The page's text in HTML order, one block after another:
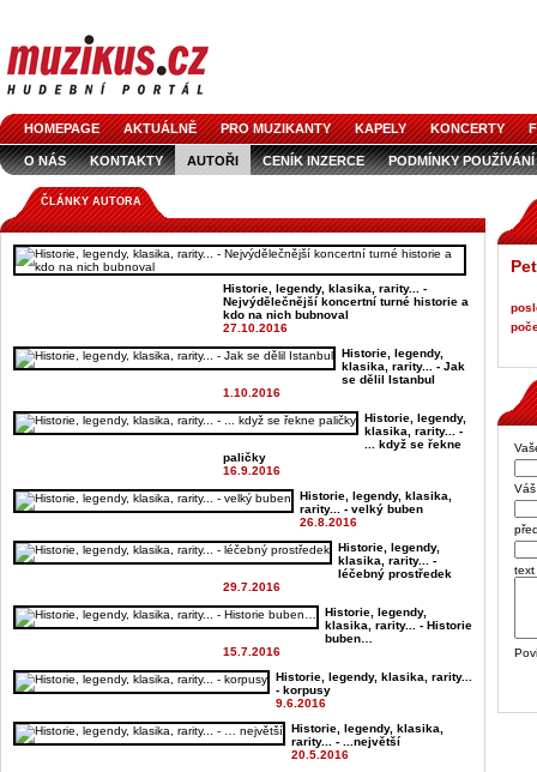
HOMEPAGE AKTUÁLNĚ PRO MUZIKANTY KAPELY KONCERTY
O NÁS KONTAKTY AUTOŘI CENÍK INZERCE PODMÍNKY POUŽÍVÁNÍ
LOGO KE STAŽENÍ
ČLÁNKY AUTORA
Historie, legendy, klasika, rarity... -
Nejvýdělečnější koncertní turné historie a
kdo na nich bubnoval
27.10.2016
Historie, legendy,
klasika, rarity... - Jak
se dělil Istanbul
1.10.2016
Historie, legendy,
klasika, rarity... -
... když se řekne
paličky
16.9.2016
Historie, legendy, klasika,
rarity... - velký buben
26.8.2016
Historie, legendy,
klasika, rarity... -
léčebný prostředek
29.7.2016
Historie, legendy,
klasika, rarity... - Historie
buben…
15.7.2016
Historie, legendy, klasika, rarity...
- korpusy
9.6.2016
Historie, legendy, klasika,
rarity... - ...největší
20.5.2016
text